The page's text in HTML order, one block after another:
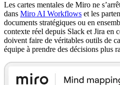
Les cartes mentales de Miro ne
dans Miro AI Workflows et les
documents stratégiques ou en
contexte réel depuis Slack et Jira en
doivent faire de véritables outils de
équipe à prendre des décisions plus